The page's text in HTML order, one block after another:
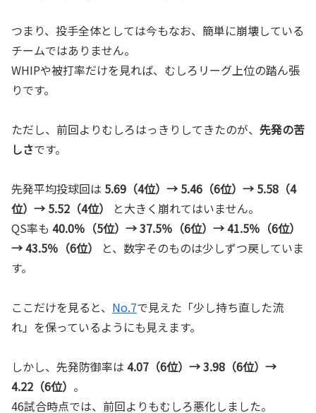
つまり、投手全体としては今もなお、簡単に崩壊している
チームではありません。
WHIPや被打率だけを見れば、むしろリーグ上位の踏ん張
りです。
ただし、前回よりむしろはっきりしてきたのが、 先発の苦
しさです。
先発平均投球回は 5.69（4位）→ 5.46（6位）→ 5.58（4
位）→ 5.52（4位）
と大きく崩れてはいません。
QS率も 40.0％（5位）→ 37.5％（6位）→ 41.5％（6位）
→ 43.5％（6位）
と、数字そのものは少しずつ戻していま
す。
ここだけを見ると、 No.7で見えた「少し持ち直した流
れ」を保っているようにも見えます。
しかし、先発防御率は 4.07（6位）→ 3.98（6位）→
4.22（6位） 。
46試合時点では、前回よりもむしろ悪化しました。